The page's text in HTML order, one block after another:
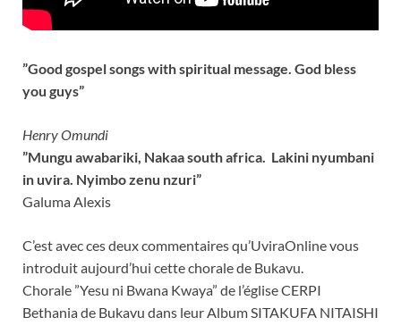
”Good gospel songs with spiritual message. God bless
you guys”
Henry Omundi
”Mungu awabariki, Nakaa south africa. Lakini nyumbani
in uvira. Nyimbo zenu nzuri”
Galuma Alexis
C’est avec ces deux commentaires qu’UviraOnline vous
introduit aujourd’hui cette chorale de Bukavu.
Chorale ”Yesu ni Bwana Kwaya” de l’église CERPI
Bethania de Bukavu dans leur Album SITAKUFA NITAISHI